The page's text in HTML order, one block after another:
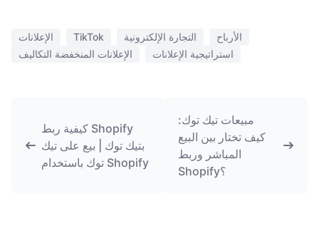
الإعلانات TikTok التجارة الإلكترونية
الأرباح
الإعلانات المنخفضة التكاليف
استراتيجية الإعلانات
كيفية ربط Shopify
بتيك توك | بيع على تيك
توك باستخدام Shopify
مبيعات تيك توك:
كيف تختار بين البيع
المباشر وربط
Shopify؟